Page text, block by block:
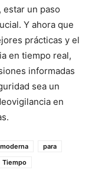
estar un paso
Y ahora que
prácticas y el
en tiempo real,
informadas
sea un
en
moderna
para
Tiempo